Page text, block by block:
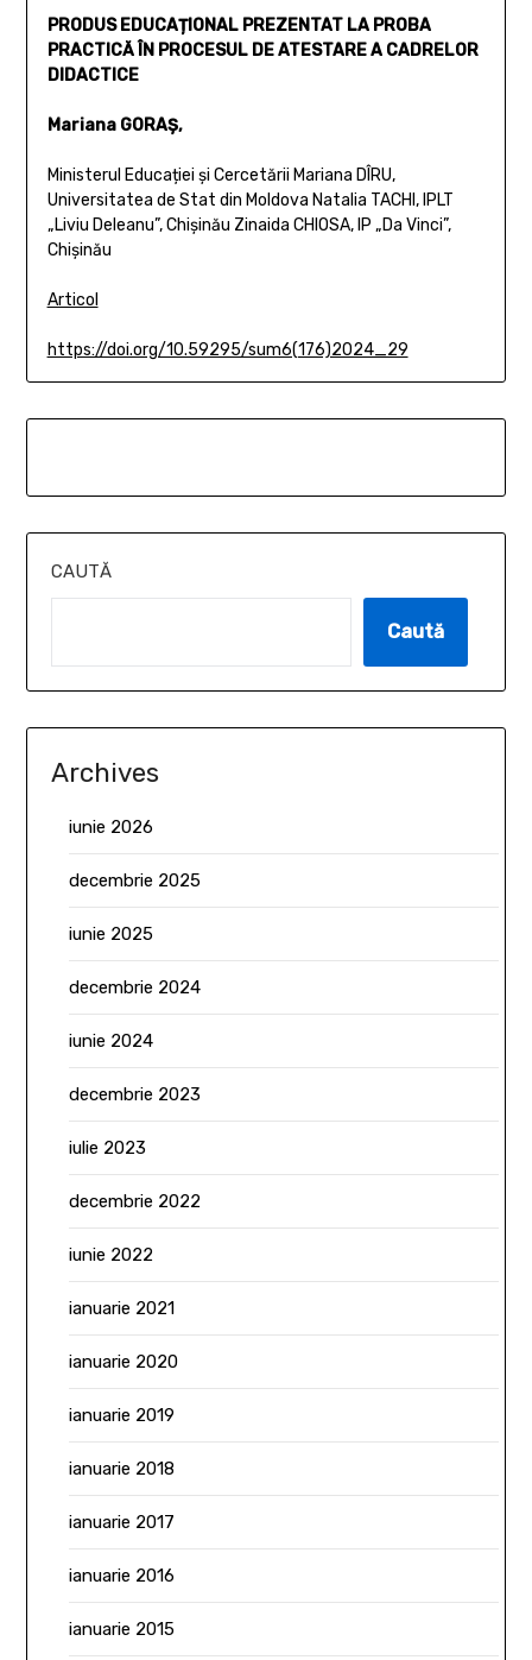
PRODUS EDUCAȚIONAL PREZENTAT LA PROBA
PRACTICĂ ÎN PROCESUL DE ATESTARE A CADRELOR
DIDACTICE
Mariana GORAȘ,
Ministerul Educației și Cercetării Mariana DÎRU,
Universitatea de Stat din Moldova Natalia TACHI, IPLT
„Liviu Deleanu”, Chișinău Zinaida CHIOSA, IP „Da Vinci”,
Chișinău
Articol
https://doi.org/10.59295/sum6(176)2024_29
CAUTĂ
Caută
Archives
iunie 2026
decembrie 2025
iunie 2025
decembrie 2024
iunie 2024
decembrie 2023
iulie 2023
decembrie 2022
iunie 2022
ianuarie 2021
ianuarie 2020
ianuarie 2019
ianuarie 2018
ianuarie 2017
ianuarie 2016
ianuarie 2015